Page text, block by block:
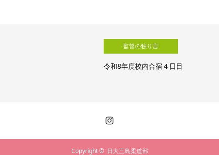
Copyright © 日大三島柔道部